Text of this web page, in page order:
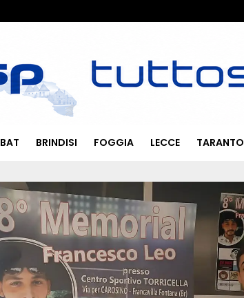
BAT BRINDISI FOGGIA LECCE TARANTO